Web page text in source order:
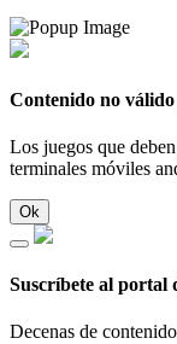
Contenido no
Los juegos que
terminales móviles
Ok
Suscríbete al portal
Decenas de